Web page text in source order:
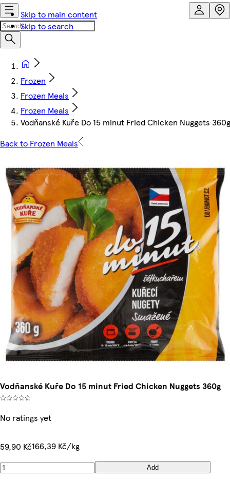
Skip to main content
Skip to search
Frozen
Frozen Meals
Frozen Meals
Vodňanské Kuře Do 15 minut Fried Chicken Nuggets 360g
Back to Frozen Meals
Vodňanské Kuře Do 15 minut Fried Chicken Nuggets 360g
No ratings yet
59,90 Kč166,39 Kč/kg
Add